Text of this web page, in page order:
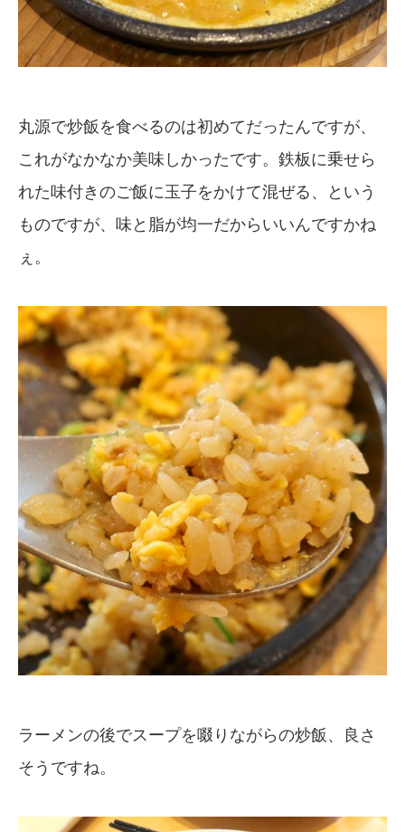
丸源で炒飯を食べるのは初めてだったんですが、
これがなかなか美味しかったです。鉄板に乗せら
れた味付きのご飯に玉子をかけて混ぜる、という
ものですが、味と脂が均一だからいいんですかね
ぇ。
ラーメンの後でスープを啜りながらの炒飯、良さ
そうですね。